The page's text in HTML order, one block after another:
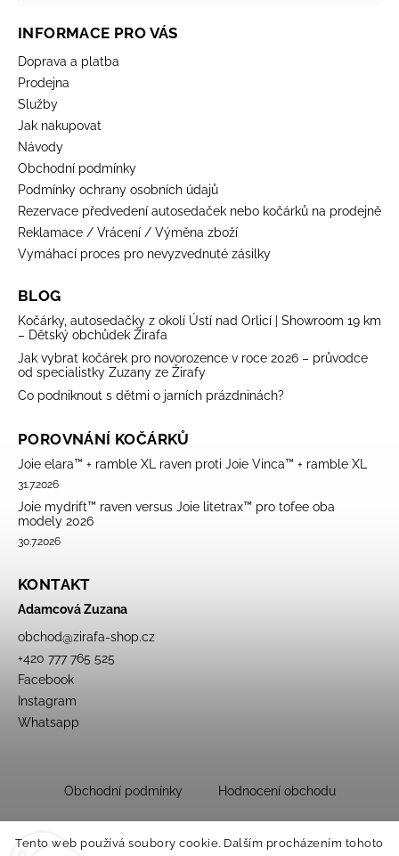
Tento web používá soubory cookie. Dalším procházením tohoto
INFORMACE PRO VÁS
Doprava a platba
Prodejna
Služby
Jak nakupovat
Návody
Obchodní podmínky
Podmínky ochrany osobních údajů
Rezervace předvedení autosedaček nebo kočárků na prodejně
Reklamace / Vrácení / Výměna zboží
Vymáhací proces pro nevyzvednuté zásilky
BLOG
Kočárky, autosedačky z okolí Ústí nad Orlicí | Showroom 19 km
– Dětský obchůdek Žirafa
Jak vybrat kočárek pro novorozence v roce 2026 – průvodce
od specialistky Zuzany ze Žirafy
Co podniknout s dětmi o jarních prázdninách?
POROVNÁNÍ KOČÁRKŮ
Joie elara™ + ramble XL raven proti Joie Vinca™ + ramble XL
31.7.2026
Joie mydrift™ raven versus Joie litetrax™ pro tofee oba
modely 2026
30.7.2026
KONTAKT
Adamcová Zuzana
obchod@zirafa-shop.cz
+420 777 765 525
Facebook
Instagram
Whatsapp
Obchodní podmínky Hodnocení obchodu